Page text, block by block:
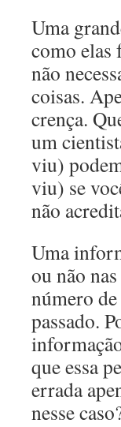
Uma
como elas
não
coisas.
crença.
um
viu)
viu) se
não
Uma
ou não
número de
passado.
que essa
errada
nesse